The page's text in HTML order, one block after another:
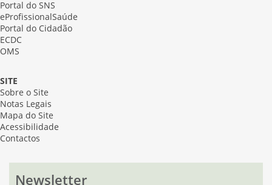
Portal do SNS
eProfissionalSaúde
Portal do Cidadão
ECDC
OMS
SITE
Sobre o Site
Notas Legais
Mapa do Site
Acessibilidade
Contactos
Newsletter